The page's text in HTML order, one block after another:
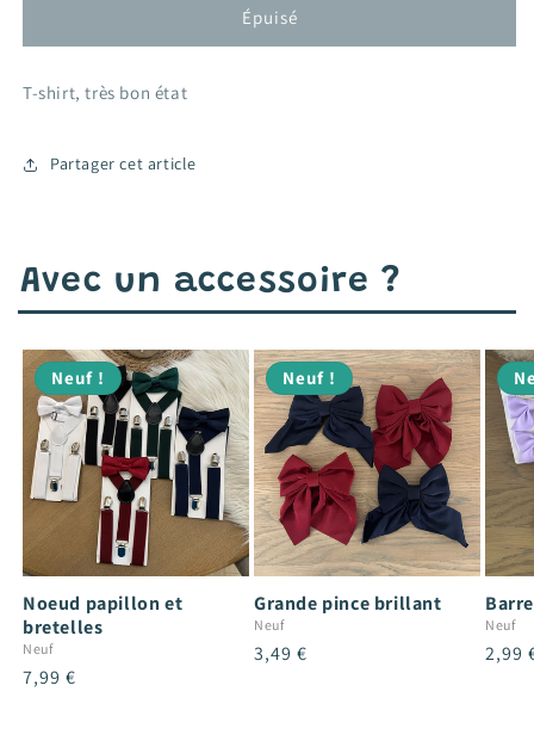
Épuisé
T-shirt, très bon état
Partager cet article
Avec un accessoire ?
Neuf !
Noeud papillon et
bretelles
Neuf
Prix
7,99 €
Neuf !
Grande pince brillant
Neuf
Prix
3,49 €
Neuf
Prix
2,99